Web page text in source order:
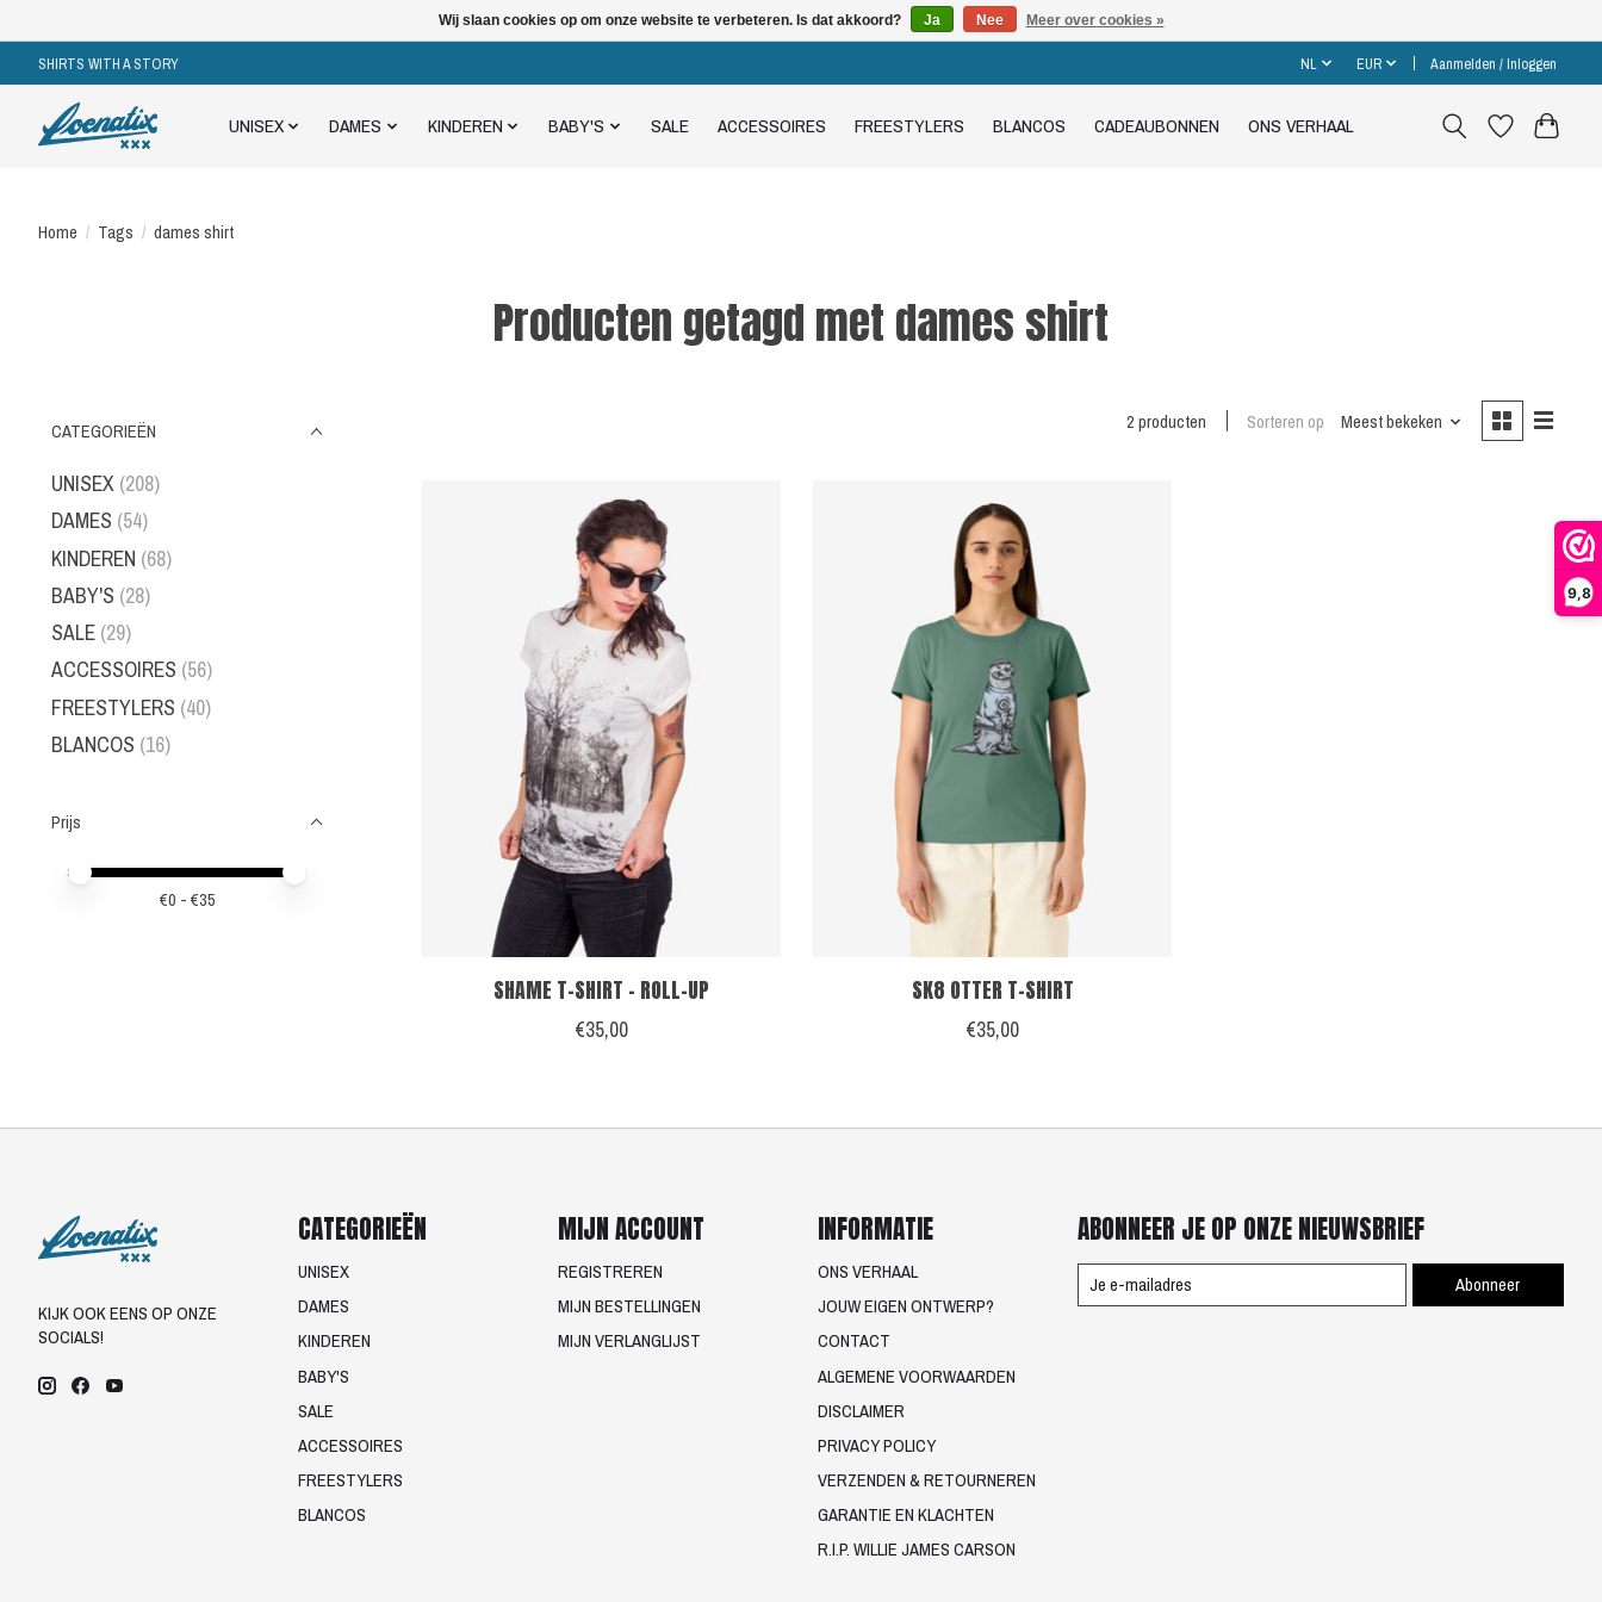
9,8
SHIRTS WITH A STORY NL EUR Aanmelden / Inloggen
UNISEX DAMES KINDEREN BABY'S SALE ACCESSOIRES FREESTYLERS BLANCOS CADEAUBONNEN ONS VERHAAL
Home / Tags / dames shirt
Producten getagd met dames shirt
CATEGORIEËN
UNISEX (208)
DAMES (54)
KINDEREN (68)
BABY'S (28)
SALE (29)
ACCESSOIRES (56)
FREESTYLERS (40)
BLANCOS (16)
Prijs
Minimale prijswaarde
Price maximum value
€0 - €35
2 producten Sorteren op Meest bekeken
SHAME T-SHIRT - ROLL-UP
€35,00
SK8 OTTER T-SHIRT
€35,00
KIJK OOK EENS OP ONZE
SOCIALS!
CATEGORIEËN
UNISEX
DAMES
KINDEREN
BABY'S
SALE
ACCESSOIRES
FREESTYLERS
BLANCOS
MIJN ACCOUNT
REGISTREREN
MIJN BESTELLINGEN
MIJN VERLANGLIJST
INFORMATIE
ONS VERHAAL
JOUW EIGEN ONTWERP?
CONTACT
ALGEMENE VOORWAARDEN
DISCLAIMER
PRIVACY POLICY
VERZENDEN & RETOURNEREN
GARANTIE EN KLACHTEN
R.I.P. WILLIE JAMES CARSON
ABONNEER JE OP ONZE NIEUWSBRIEF
Abonneer
Wij slaan cookies op om onze website te verbeteren. Is dat akkoord? Ja Nee Meer over cookies »